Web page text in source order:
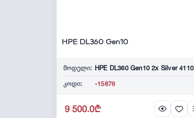
HPE DL360 Gen10
მოდელი: HPE DL360 Gen10 2x Silver 4110
კოდი: -15876
9 500.0₾